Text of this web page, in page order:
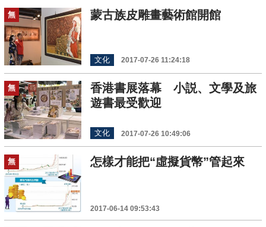
無 蒙古族皮雕畫藝術館開館
文化 2017-07-26 11:24:18
無
香港書展落幕 小説、文學及旅
遊書最受歡迎
文化 2017-07-26 10:49:06
無 怎樣才能把“虛擬貨幣”管起來
2017-06-14 09:53:43